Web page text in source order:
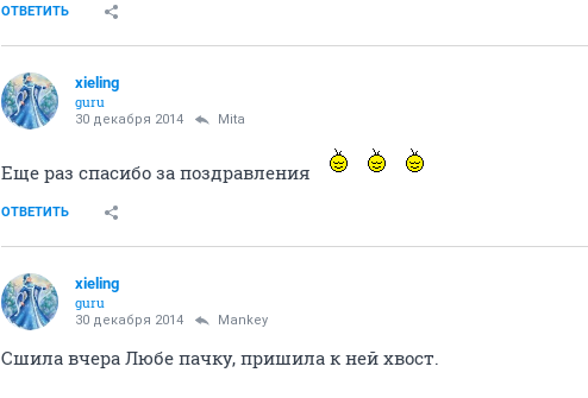
ОТВЕТИТЬ
xieling
guru
30 декабря 2014 Mita
Еще раз спасибо за поздравления
ОТВЕТИТЬ
xieling
guru
30 декабря 2014 Mankey
Сшила вчера Любе пачку, пришила к ней хвост.